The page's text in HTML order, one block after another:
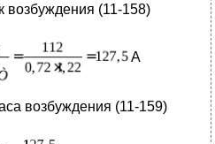
возбуждения (11-158)
А
возбуждения (11-159)